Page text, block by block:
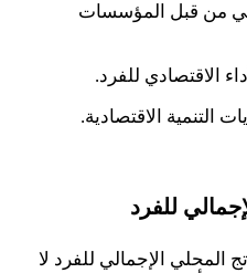
من قبل المؤسسات
الاقتصادي للفرد.
التنمية الاقتصادية.
للفرد
المحلي الإجمالي للفرد لا